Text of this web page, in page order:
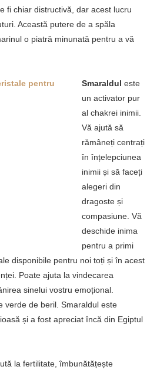
fi chiar distructivă, dar acest lucru
Această putere de a spăla
o piatră minunată pentru a vă
Smaraldul este
un activator pur
al chakrei inimii.
Vă ajută să
rămâneți centrați
în înțelepciunea
inimii și să faceți
alegeri din
dragoste și
compasiune. Vă
deschide inima
pentru a primi
disponibile pentru noi toți și în acest
Poate ajuta la vindecarea
sinelui vostru emoțional.
verde de beril. Smaraldul este
și a fost apreciat încă din Egiptul
la fertilitate, îmbunătățește